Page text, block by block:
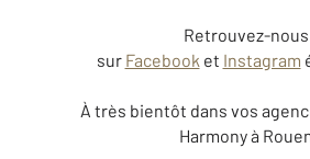
Retrouvez-nous
sur Facebook et Instagram
À très bientôt dans vos
Harmony à